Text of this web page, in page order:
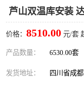
芦山双温库安装
价格： 8510.00 元/套
产品数量： 6530.00套
发货地址： 四川省成